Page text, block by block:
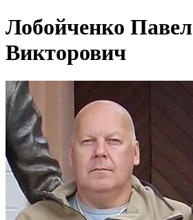
Лобойченко Павел
Викторович